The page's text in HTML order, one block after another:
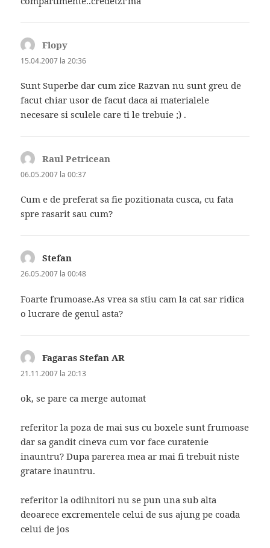
Flopy
15.04.2007 la 20:36
Sunt Superbe dar cum zice Razvan nu sunt greu de
facut chiar usor de facut daca ai materialele
necesare si sculele care ti le trebuie ;) .
Raul Petricean
06.05.2007 la 00:37
Cum e de preferat sa fie pozitionata cusca, cu fata
spre rasarit sau cum?
Stefan
26.05.2007 la 00:48
Foarte frumoase.As vrea sa stiu cam la cat sar ridica
o lucrare de genul asta?
Fagaras Stefan AR
21.11.2007 la 20:13
ok, se pare ca merge automat
referitor la poza de mai sus cu boxele sunt frumoase
dar sa gandit cineva cum vor face curatenie
inauntru? Dupa parerea mea ar mai fi trebuit niste
gratare inauntru.
referitor la odihnitori nu se pun una sub alta
deoarece excrementele celui de sus ajung pe coada
celui de jos